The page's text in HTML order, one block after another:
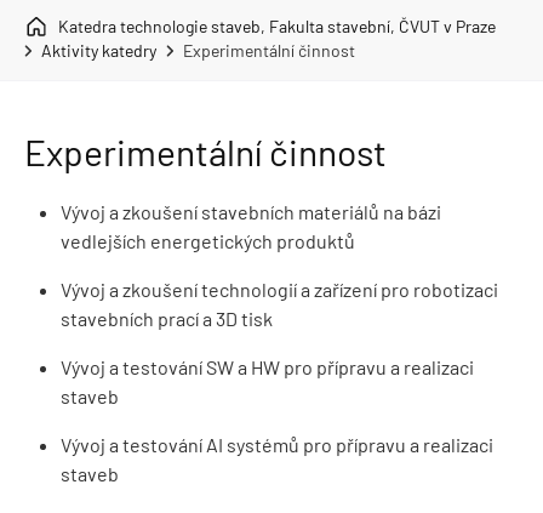
Katedra technologie staveb, Fakulta stavební, ČVUT v Praze
Aktivity katedry
Experimentální činnost
Experimentální činnost
Vývoj a zkoušení stavebních materiálů na bázi
vedlejších energetických produktů
Vývoj a zkoušení technologií a zařízení pro robotizaci
stavebních prací a 3D tisk
Vývoj a testování SW a HW pro přípravu a realizaci
staveb
Vývoj a testování AI systémů pro přípravu a realizaci
staveb